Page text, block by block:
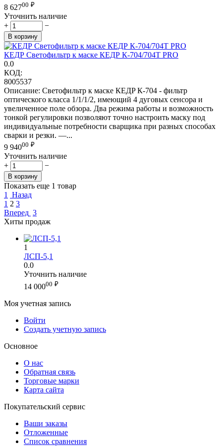
8 62700 ₽
Уточнить наличие
+
−
В корзину
КЕДР Светофильтр к маске КЕДР К-704/704Т PRO
0.0
КОД:
8005537
Описание: Светофильтр к маске КЕДP К-704 - фильтр
оптического класса 1/1/1/2, имеющий 4 дуговых сенсора и
увеличенное поле обзора. Два режима работы и возможность
тонкой регулировки позволяют точно настроить маску под
индивидуальные потребности сварщика при разных способах
сварки и резки. —...
9 94000 ₽
Уточнить наличие
+
−
В корзину
Показать еще 1 товар
1 Назад
1 2 3
Вперед 3
Хиты продаж
1
ЛСП-5,1
0.0
Уточнить наличие
14 00000 ₽
Моя учетная запись
Войти
Создать учетную запись
Основное
О нас
Обратная связь
Торговые марки
Карта сайта
Покупательский сервис
Ваши заказы
Отложенные
Список сравнения